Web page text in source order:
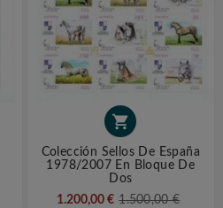

Colección Sellos De España
1978/2007 En Bloque De
Dos
1.200,00 € 1.500,00 €